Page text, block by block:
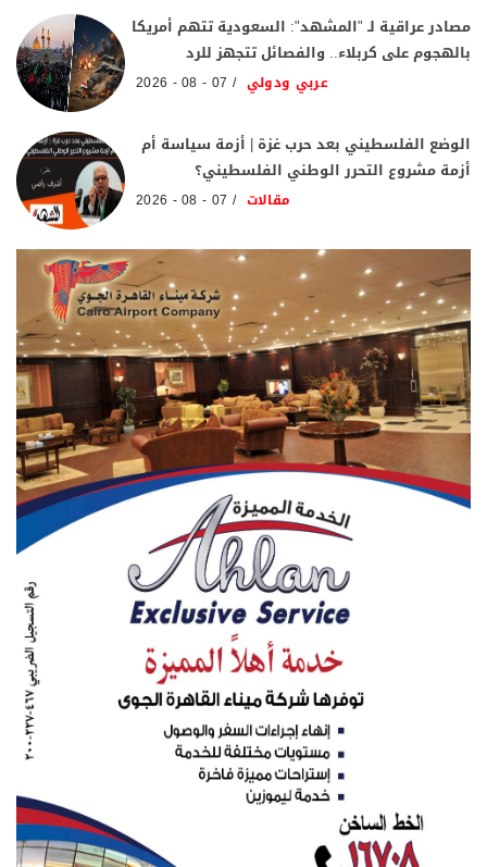
مصادر عراقية لـ "المشهد": السعودية تتهم أمريكا
بالهجوم على كربلاء.. والفصائل تتجهز للرد
عربي ودولي 07 - 08 - 2026
الوضع الفلسطيني بعد حرب غزة | أزمة سياسة أم
أزمة مشروع التحرر الوطني الفلسطيني؟
مقالات 07 - 08 - 2026